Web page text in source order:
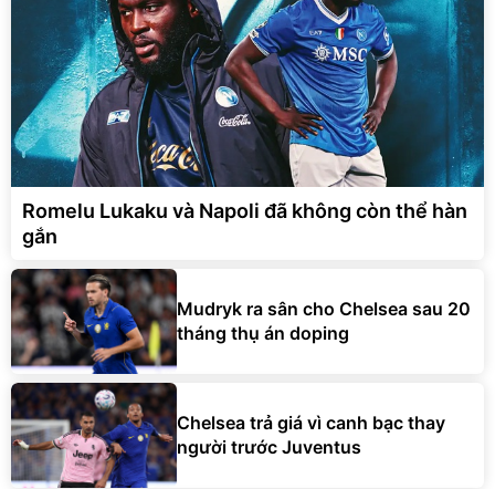
Romelu Lukaku và Napoli đã không còn thể hàn
gắn
Mudryk ra sân cho Chelsea sau 20
tháng thụ án doping
Chelsea trả giá vì canh bạc thay
người trước Juventus